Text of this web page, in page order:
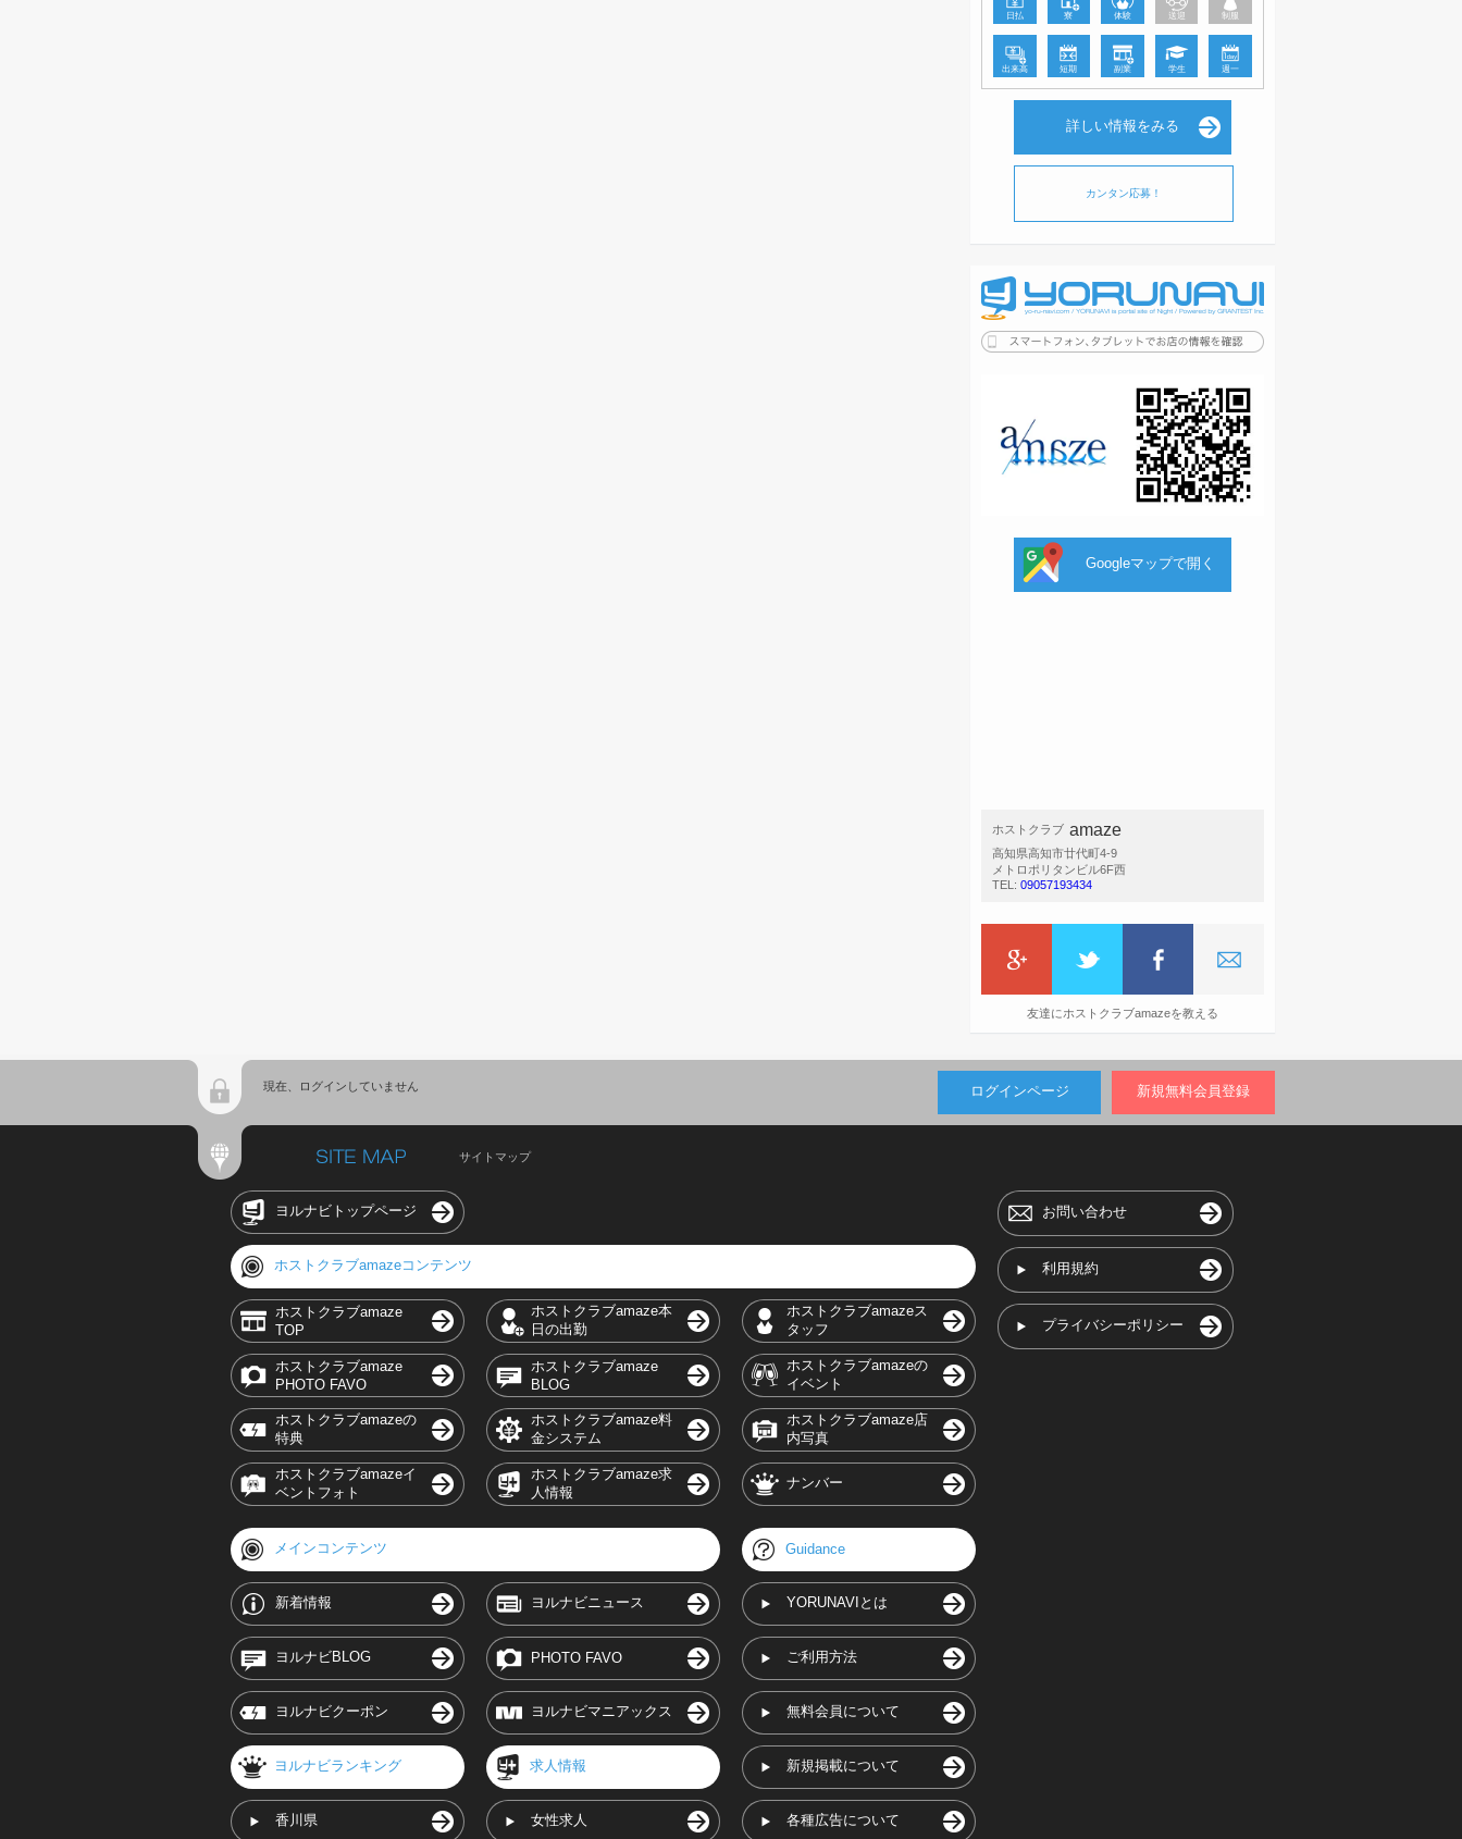
日払 寮 体験 送迎 制服
出来高 短期 副業 学生 週一
詳しい情報をみる
カンタン応募！
Googleマップで開く
ホストクラブ amaze
高知県高知市廿代町4-9
メトロポリタンビル6F西
TEL: 09057193434
友達にホストクラブamazeを教える
現在、ログインしていません ログインページ 新規無料会員登録
サイトマップ
ヨルナビトップページ
ホストクラブamazeコンテンツ
ホストクラブamaze
TOP
ホストクラブamaze本
日の出勤
ホストクラブamazeス
タッフ
ホストクラブamaze
PHOTO FAVO
ホストクラブamaze
BLOG
ホストクラブamazeの
イベント
ホストクラブamazeの
特典
ホストクラブamaze料
金システム
ホストクラブamaze店
内写真
ホストクラブamazeイ
ベントフォト
ホストクラブamaze求
人情報
ナンバー
メインコンテンツ
新着情報 ヨルナビニュース
ヨルナビBLOG PHOTO FAVO
ヨルナビクーポン ヨルナビマニアックス
ヨルナビランキング
香川県
求人情報
女性求人
Guidance
YORUNAVIとは
ご利用方法
無料会員について
新規掲載について
各種広告について
お問い合わせ
利用規約
プライバシーポリシー